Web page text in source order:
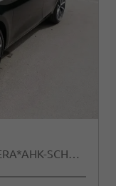
FR 2.0 TDI DSG Kombi DSG*KAMERA*AHK-SCHWENKBAR*NAVI*TEMPOMAT*WINTERPAKET*